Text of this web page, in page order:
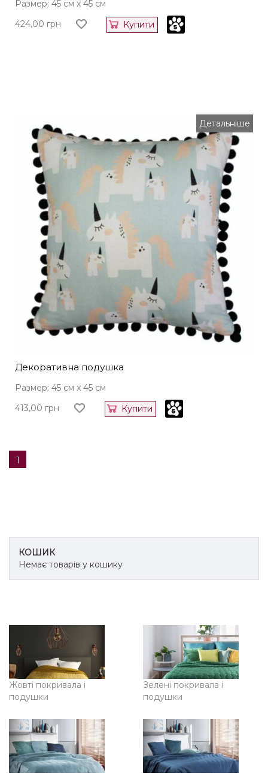
Размер: 45 см x 45 см
424,00 грн Купити
Детальніше
Декоративна подушка
Размер: 45 см x 45 см
413,00 грн Купити
1
КОШИК
Немає товарів у кошику
Жовті покривала і
подушки
Зелені покривала і
подушки